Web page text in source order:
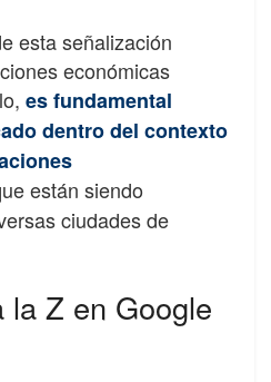
esta señalización
económicas
es fundamental
dentro del contexto
están siendo
ciudades de
la Z en Google